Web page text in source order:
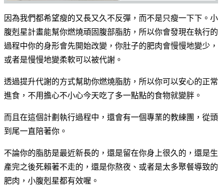
因為我們都希望瘦的又長又久不反彈，而不是只瘦一下下。小
腹剋星計畫能幫你燃燒頑固腹部脂肪，所以你會發現在執行的
過程中你的身形會先開始改變，你肚子的肥肉會慢慢地變少，
或者是慢慢地變柔軟可以被代謝。
透過提升代謝的方式幫助你燃燒脂肪，所以你可以安心的正常
進食，不用擔心不小心今天吃了多一點點的食物就變胖。
而且在這個計劃執行過程中，還會有一個專業的教練團，從頭
到尾一直陪著你。
不論你的脂肪是最近新長的，還是留在你身上很久的，還是生
產完之後死賴著不走的，還是你熬夜、或者是太多聚餐導致的
肥肉，小腹剋星都有效喔。